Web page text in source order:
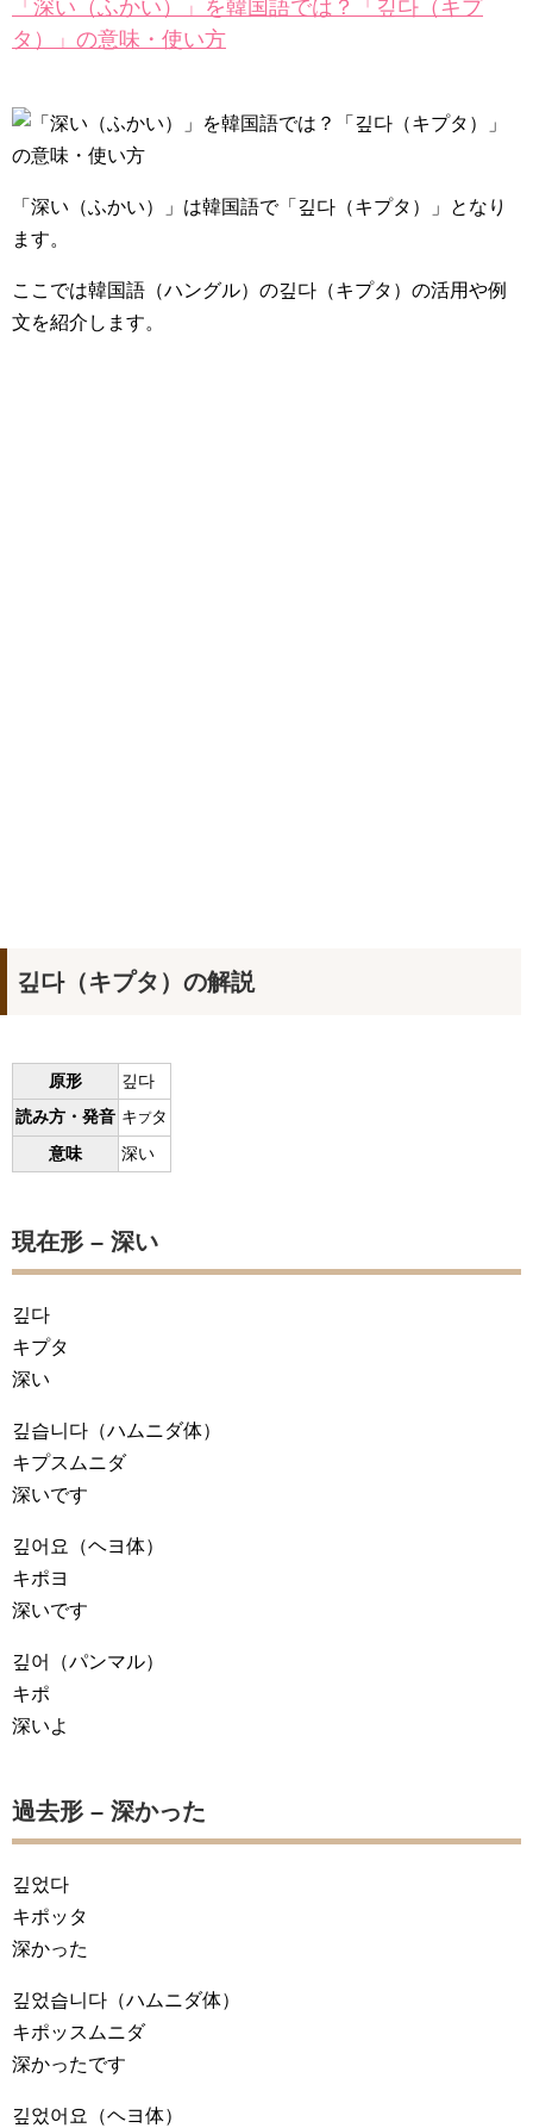
「深い（ふかい）」を韓国語では？「깊다（キプ
タ）」の意味・使い方
「深い（ふかい）」は韓国語で「깊다（キプタ）」
となり
ます。
ここでは韓国語（ハングル）の깊다（キプタ）の活用や例
文を紹介します。
깊다（キプタ）の解説
原形
깊다
読み方・発音 キプタ
意味 深い
現在形 – 深い
깊다
キプタ
深い
깊습니다 （ハムニダ体）
キプスムニダ
深いです
깊어요 （ヘヨ体）
キポヨ
深いです
깊어
（パンマル）
キポ
深いよ
過去形 – 深かった
깊었다
キポッタ
深かった
깊었습니다 （ハムニダ体）
キポッスムニダ
深かったです
깊었어요 （ヘヨ体）